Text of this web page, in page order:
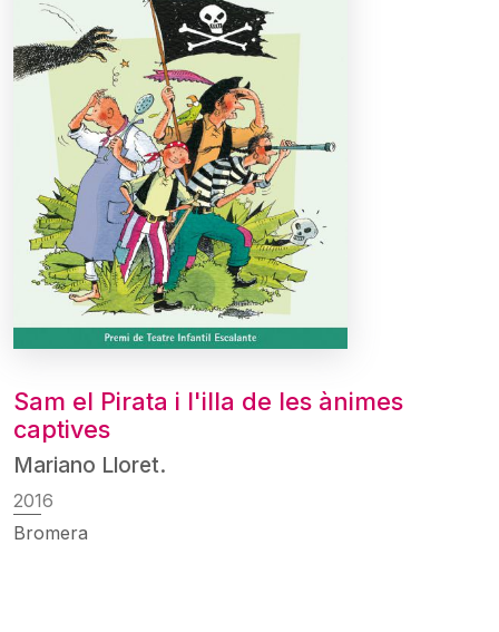
Sam el Pirata i l'illa de les ànimes
captives
Mariano Lloret.
2016
Bromera